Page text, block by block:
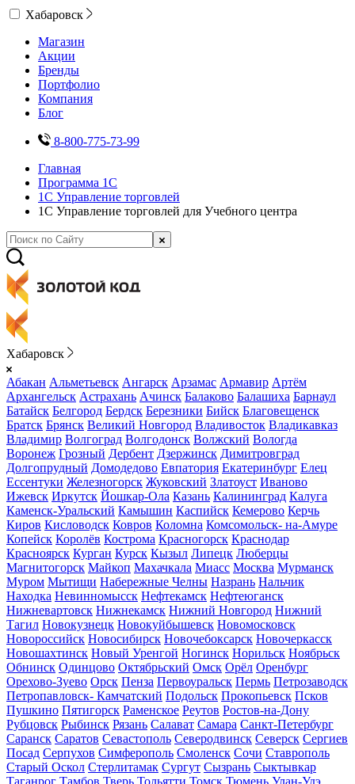
Хабаровск
Магазин
Акции
Бренды
Портфолио
Компания
Блог
8-800-775-73-99
Главная
Программа 1С
1С Управление торговлей
1С Управление торговлей для Учебного центра
Хабаровск
Абакан Альметьевск Ангарск Арзамас Армавир Артём
Архангельск Астрахань Ачинск Балаково Балашиха Барнаул
Батайск Белгород Бердск Березники Бийск Благовещенск
Братск Брянск Великий Новгород Владивосток Владикавказ
Владимир Волгоград Волгодонск Волжский Вологда
Воронеж Грозный Дербент Дзержинск Димитровград
Долгопрудный Домодедово Евпатория Екатеринбург Елец
Ессентуки Железногорск Жуковский Златоуст Иваново
Ижевск Иркутск Йошкар-Ола Казань Калининград Калуга
Каменск-Уральский Камышин Каспийск Кемерово Керчь
Киров Кисловодск Ковров Коломна Комсомольск- на-Амуре
Копейск Королёв Кострома Красногорск Краснодар
Красноярск Курган Курск Кызыл Липецк Люберцы
Магнитогорск Майкоп Махачкала Миасс Москва Мурманск
Муром Мытищи Набережные Челны Назрань Нальчик
Находка Невинномысск Нефтекамск Нефтеюганск
Нижневартовск Нижнекамск Нижний Новгород Нижний
Тагил Новокузнецк Новокуйбышевск Новомосковск
Новороссийск Новосибирск Новочебоксарск Новочеркасск
Новошахтинск Новый Уренгой Ногинск Норильск Ноябрьск
Обнинск Одинцово Октябрьский Омск Орёл Оренбург
Орехово-Зуево Орск Пенза Первоуральск Пермь Петрозаводск
Петропавловск- Камчатский Подольск Прокопьевск Псков
Пушкино Пятигорск Раменское Реутов Ростов-на-Дону
Рубцовск Рыбинск Рязань Салават Самара Санкт-Петербург
Саранск Саратов Севастополь Северодвинск Северск Сергиев
Посад Серпухов Симферополь Смоленск Сочи Ставрополь
Старый Оскол Стерлитамак Сургут Сызрань Сыктывкар